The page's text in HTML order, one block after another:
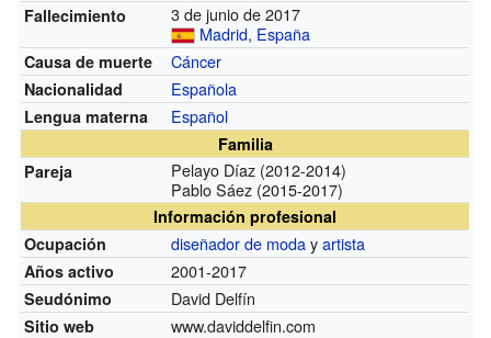
Fallecimiento
3 de junio de 2017
Madrid, España
Causa de muerte Cáncer
Nacionalidad Española
Lengua materna Español
Familia
Pareja
Pelayo Díaz (2012-2014)
Pablo Sáez (2015-2017)
Información profesional
Ocupación
diseñador de modayartista
Años activo 2001-2017
Seudónimo David Delfín
Sitio web www.daviddelfin.com